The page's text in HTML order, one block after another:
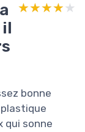
il
★★★★★
★★★★★
bonne
qui sonne